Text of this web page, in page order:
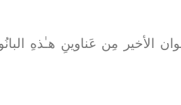
الأخير مِن عَناوينِ هـٰذهِ